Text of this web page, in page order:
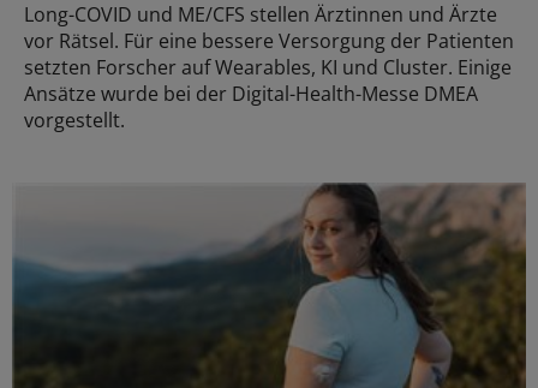
Long-COVID und ME/CFS stellen Ärztinnen und Ärzte
vor Rätsel. Für eine bessere Versorgung der Patienten
setzten Forscher auf Wearables, KI und Cluster. Einige
Ansätze wurde bei der Digital-Health-Messe DMEA
vorgestellt.